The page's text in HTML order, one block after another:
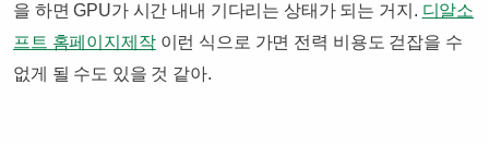
을 하면 GPU가 시간 내내 기다리는 상태가 되는 거지. 디알소
프트 홈페이지제작이런 식으로 가면 전력 비용도 걷잡을 수
없게 될 수도 있을 것 같아.